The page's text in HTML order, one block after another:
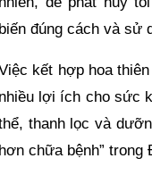
đúng cách và sử
kết hợp hoa
lợi ích cho sức
thanh lọc và
chữa bệnh” trong